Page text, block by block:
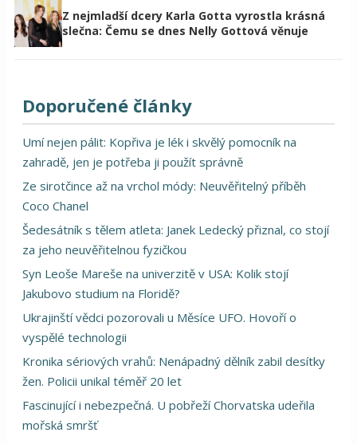
Z nejmladší dcery Karla Gotta vyrostla krásná
slečna: Čemu se dnes Nelly Gottová věnuje
Doporučené články
Umí nejen pálit: Kopřiva je lék i skvělý pomocník na
zahradě, jen je potřeba ji použít správně
Ze sirotčince až na vrchol módy: Neuvěřitelný příběh
Coco Chanel
Šedesátník s tělem atleta: Janek Ledecký přiznal, co stojí
za jeho neuvěřitelnou fyzičkou
Syn Leoše Mareše na univerzitě v USA: Kolik stojí
Jakubovo studium na Floridě?
Ukrajinští vědci pozorovali u Měsíce UFO. Hovoří o
vyspělé technologii
Kronika sériových vrahů: Nenápadný dělník zabil desítky
žen. Policii unikal téměř 20 let
Fascinující i nebezpečná. U pobřeží Chorvatska udeřila
mořská smršť